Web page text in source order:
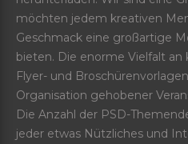
möchten jedem kreativen
Geschmack eine großartige
bieten. Die enorme Vielfalt
Flyer- und
Organisation gehobener
Die Anzahl der PSD-
jeder etwas Nützliches und